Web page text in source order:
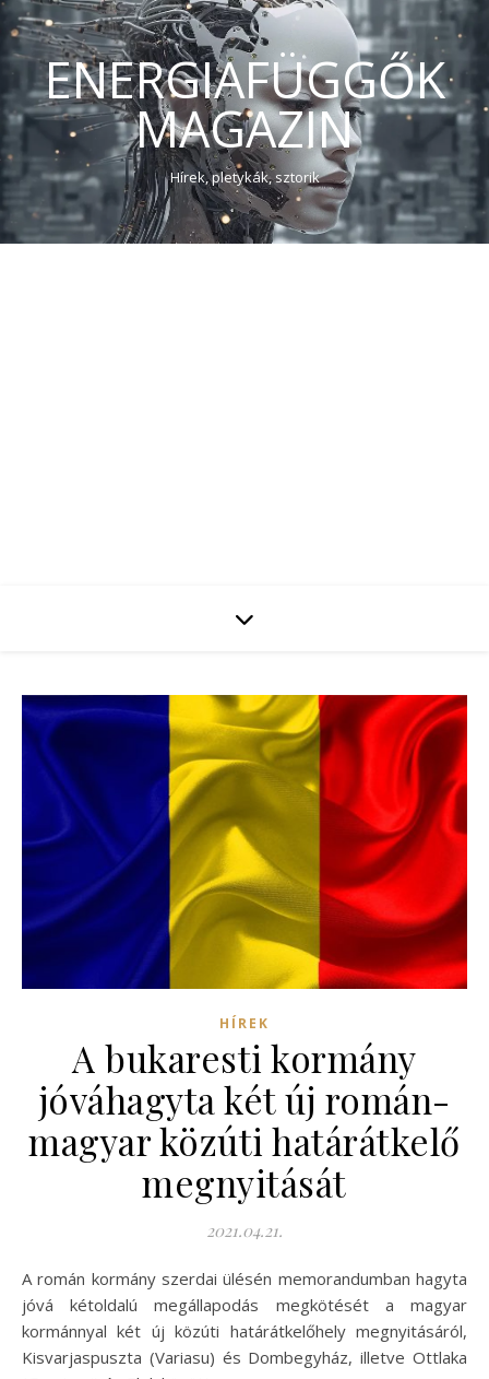
ENERGIAFÜGGŐK
MAGAZIN
Hírek, pletykák, sztorik
HÍREK
A bukaresti kormány
jóváhagyta két új román-
magyar közúti határátkelő
megnyitását
2021.04.21.
A román kormány szerdai ülésén memorandumban hagyta
jóvá kétoldalú megállapodás megkötését a magyar
kormánnyal két új közúti határátkelőhely megnyitásáról,
Kisvarjaspuszta (Variasu) és Dombegyház, illetve Ottlaka